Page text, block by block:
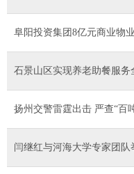
阜阳投资集团8亿元商业物
石景山区实现养老助餐服务
扬州交警雷霆出击 严查“百
闫继红与河海大学专家团队